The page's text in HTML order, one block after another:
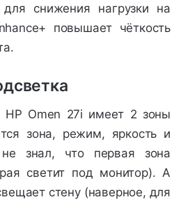
снижения нагрузки на
повышает чёткость
Omen 27i имеет 2 зоны
зона, режим, яркость и
знал, что первая зона
светит под монитор). А
стену (наверное, для